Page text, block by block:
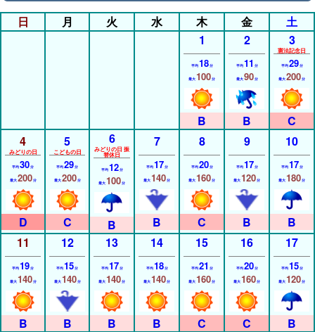
日 月 火 水 木 金
土
1
平均18分
最大 100分
2
平均11 分
最大90分
3
憲法記念日
平均29分
最大200分
4
みどりの日
平均30分
最大200分
5
こどもの日
平均29分
最大200分
6
みどりの日 振
替休日
平均12分
最大 100分
7
平均17分
最大 140分
8
平均20分
最大 160分
9
平均17分
最大 120分
10
平均17分
最大 180分
11
平均19分
最大 140分
12
平均15分
最大 140分
13
平均17分
最大 140分
14
平均18分
最大 140分
15
平均21 分
最大 160分
16
平均20分
最大 160分
17
平均15分
最大 120分